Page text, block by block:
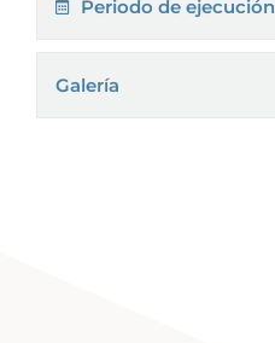
Periodo de ejecución
Galería